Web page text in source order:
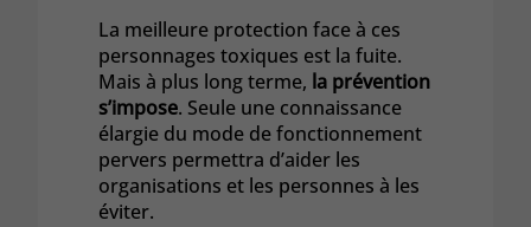
La meilleure protection face à ces
personnages toxiques est la fuite.
Mais à plus long terme, la prévention
s’impose. Seule une connaissance
élargie du mode de fonctionnement
pervers permettra d’aider les
organisations et les personnes à les
éviter.